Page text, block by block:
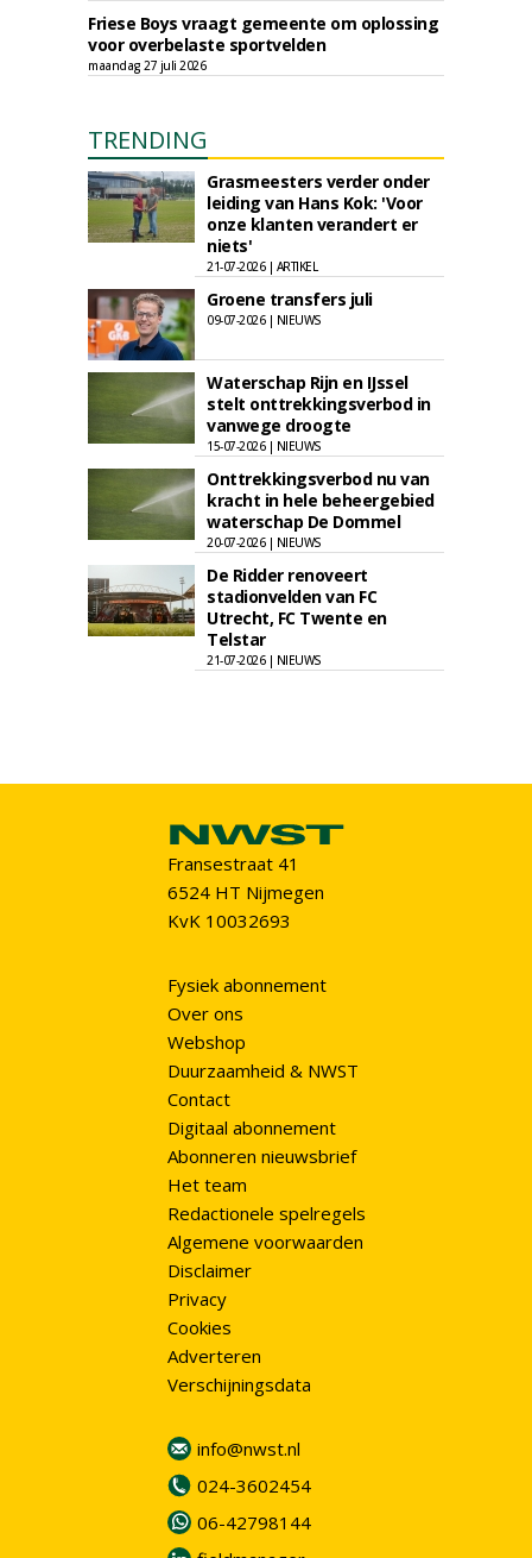
Friese Boys vraagt gemeente om oplossing
voor overbelaste sportvelden
maandag 27 juli 2026
TRENDING
Grasmeesters verder onder
leiding van Hans Kok: 'Voor
onze klanten verandert er
niets'
21-07-2026 | ARTIKEL
Groene transfers juli
09-07-2026 | NIEUWS
Waterschap Rijn en IJssel
stelt onttrekkingsverbod in
vanwege droogte
15-07-2026 | NIEUWS
Onttrekkingsverbod nu van
kracht in hele beheergebied
waterschap De Dommel
20-07-2026 | NIEUWS
De Ridder renoveert
stadionvelden van FC
Utrecht, FC Twente en
Telstar
21-07-2026 | NIEUWS
Fransestraat 41
6524 HT Nijmegen
KvK 10032693
Fysiek abonnement
Over ons
Webshop
Duurzaamheid & NWST
Contact
Digitaal abonnement
Abonneren nieuwsbrief
Het team
Redactionele spelregels
Algemene voorwaarden
Disclaimer
Privacy
Cookies
Adverteren
Verschijningsdata
info@nwst.nl
024-3602454
06-42798144